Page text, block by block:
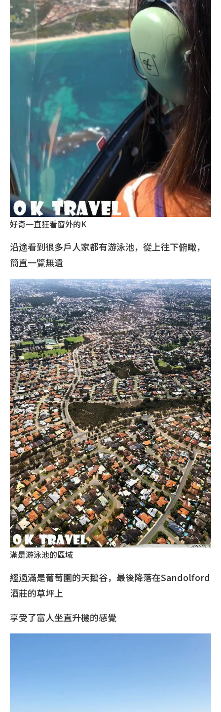
好奇一直狂看窗外的K
沿途看到很多戶人家都有游泳池，從上往下俯瞰，
簡直一覽無遺
滿是游泳池的區域
經過滿是葡萄園的天鵝谷，最後降落在Sandolford
酒莊的草坪上
享受了富人坐直升機的感覺